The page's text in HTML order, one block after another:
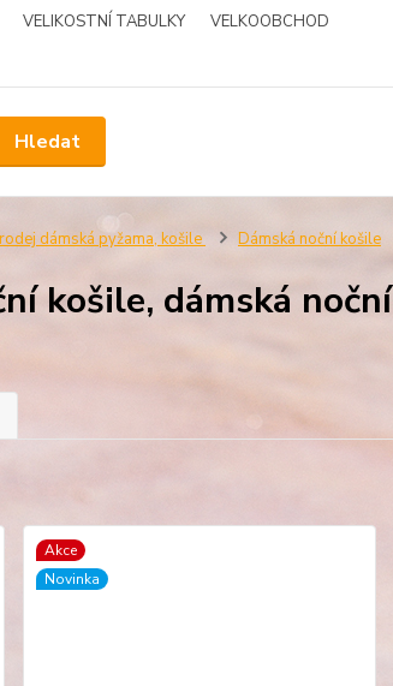
VELIKOSTNÍ TABULKY
VELKOOBCHOD
Hledat
dámská pyžama, košile Dámská noční košile
košile, dámská
Akce
Novinka